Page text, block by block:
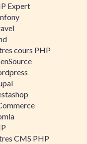
Expert
cours PHP
CMS PHP